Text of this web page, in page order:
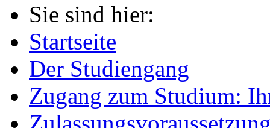
Sie sind hier:
Startseite
Der Studiengang
Zugang zum Studium: